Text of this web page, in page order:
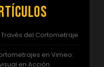
del Cortometraje
en Vimeo:
en Acción